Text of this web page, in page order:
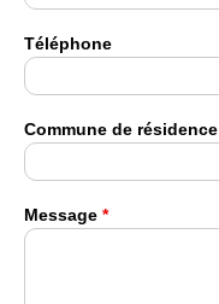
Téléphone
Commune de résidence
Message *